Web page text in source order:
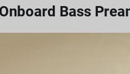
Bass